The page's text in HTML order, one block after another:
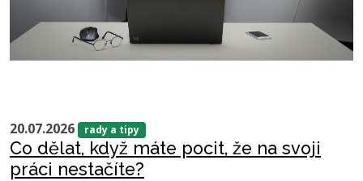
20.07.2026 rady a tipy
Co dělat, když máte pocit, že na svoji
práci nestačíte?